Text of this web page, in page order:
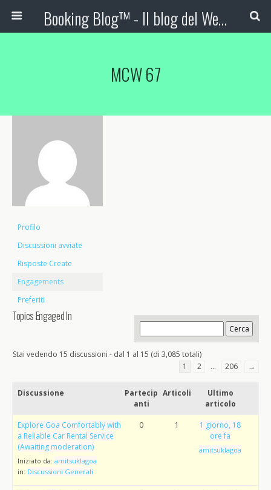
Booking Blog™ - Il blog del Web Marketing Turistico
MCW 67
Profilo
Discussioni avviate
Risposte Create
Engagements
Preferiti
Topics Engaged In
Stai vedendo 15 discussioni - dal 1 al 15 (di 3,085 totali)
1
2 … 206 →
Discussione
Partecip
anti
Articoli
Ultimo
articolo
Explore Goa Comfortably with
a Reliable Car Rental Service
(Awaiting moderation)
Iniziato da: amitsuklagoa
in: Discussioni Generali
0 1
1 giorno, 18
ore fa
amitsuklagoa